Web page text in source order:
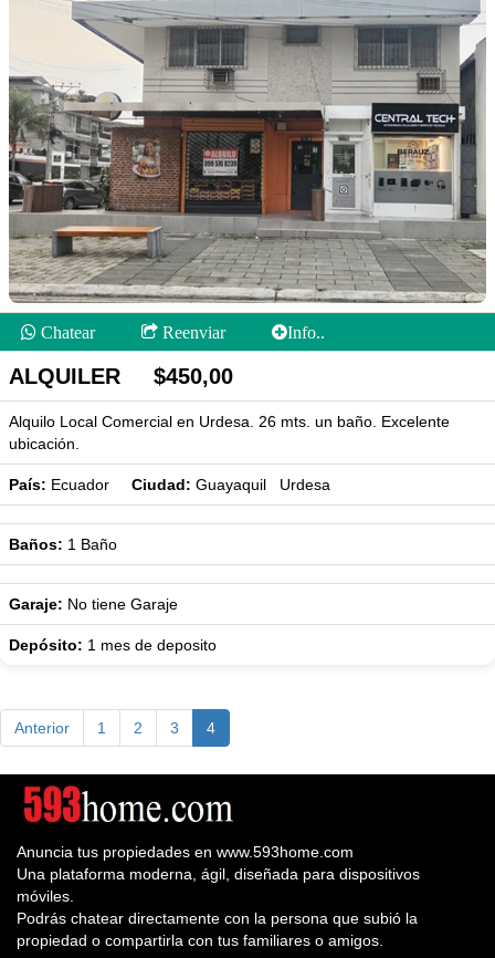
Chatear Reenviar Info..
ALQUILER $450,00
Alquilo Local Comercial en Urdesa. 26 mts. un baño. Excelente
ubicación.
País: Ecuador Ciudad: Guayaquil Urdesa
Baños: 1 Baño
Garaje: No tiene Garaje
Depósito: 1 mes de deposito
Anterior 1 2 3 4
Anuncia tus propiedades en www.593home.com
Una plataforma moderna, ágil, diseñada para dispositivos
móviles.
Podrás chatear directamente con la persona que subió la
propiedad o compartirla con tus familiares o amigos.